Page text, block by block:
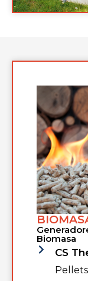
Biomasa
CS